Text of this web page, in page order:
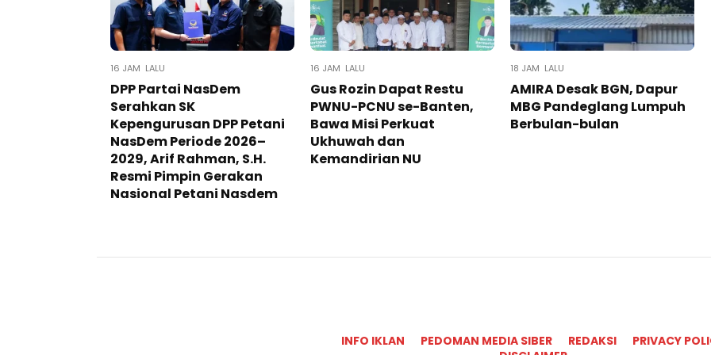
16 JAM LALU
DPP Partai NasDem
Serahkan SK
Kepengurusan DPP Petani
NasDem Periode 2026–
2029, Arif Rahman, S.H.
Resmi Pimpin Gerakan
Nasional Petani Nasdem
16 JAM LALU
Gus Rozin Dapat Restu
PWNU-PCNU se-Banten,
Bawa Misi Perkuat
Ukhuwah dan
Kemandirian NU
18 JAM LALU
AMIRA Desak BGN, Dapur
MBG Pandeglang Lumpuh
Berbulan-bulan
INFO IKLAN PEDOMAN MEDIA SIBER REDAKSI
PRIVACY